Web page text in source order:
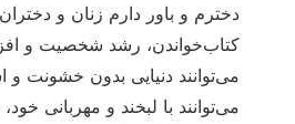
دخترم و باور دارم زنان و
کتاب‌خواندن، رشد شخصیت و
می‌توانند دنیایی بدون خشونت و
می‌توانند با لبخند و مهربانی